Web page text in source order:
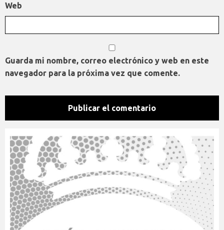
Web
Guarda mi nombre, correo electrónico y web en este
navegador para la próxima vez que comente.